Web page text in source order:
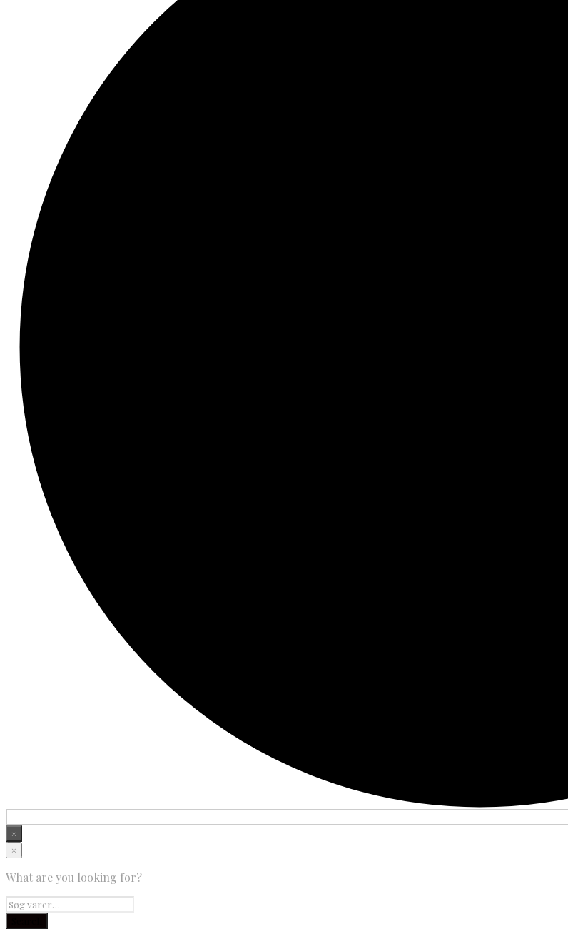
×
×
What are you looking for?